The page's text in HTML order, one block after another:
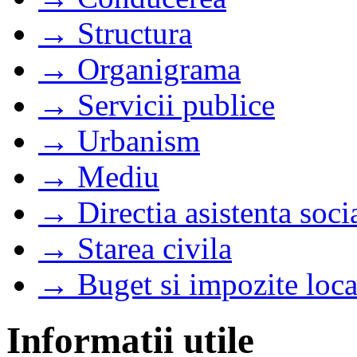
→ Structura
→ Organigrama
→ Servicii publice
→ Urbanism
→ Mediu
→ Directia asistenta
→ Starea civila
→ Buget si impozite
Informatii utile